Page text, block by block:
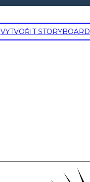
VYTVOŘIT STORYBOARD